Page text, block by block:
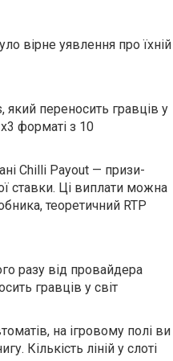
вірне уявлення про їхній
який переносить гравців у
форматі з 10
Chilli Payout — призи-
ставки. Ці виплати можна
теоретичний RTP
разу від провайдера
гравців у світ
на ігровому полі ви
Кількість ліній у слоті